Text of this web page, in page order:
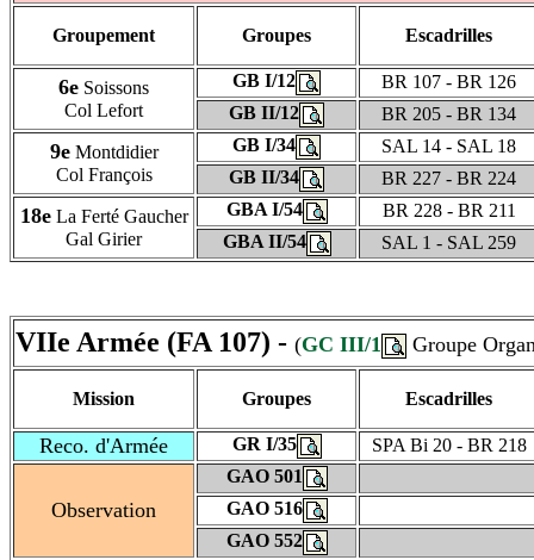
Groupement Groupes Escadrilles
6e Soissons
Col Lefort
GB I/12
BR 107 - BR 126
GB II/12
BR 205 - BR 134
9eMontdidier
Col François
GB I/34
SAL 14 - SAL 18
GB II/34
BR 227 - BR 224
18eLa Ferté Gaucher
Gal Girier
GBA I/54
BR 228 - BR 211
GBA II/54
SAL 1 - SAL 259
VIIe Armée (FA 107) - (GC III/1 Groupe
Mission Groupes Escadrilles
Reco. d'Armée GR I/35 SPA Bi 20 - BR 218
Observation
GAO 501
GAO 516
GAO 552